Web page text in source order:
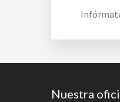
Nuestra